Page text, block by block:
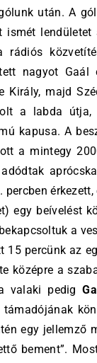
után. A
rádiós
nagyot
majd
a labda útja,
kapusa. A
a mintegy
egy beívelést
a
percünk az
középre a
valaki pedig
egy jellemző
bement”.